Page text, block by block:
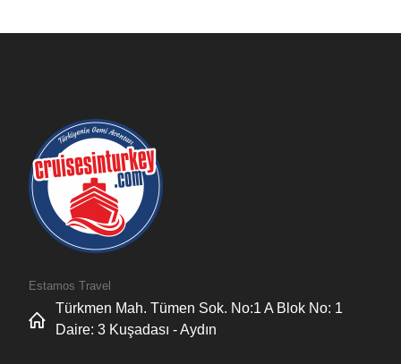
Estamos Travel
Türkmen Mah. Tümen Sok. No:1 A Blok No: 1
Daire: 3 Kuşadası - Aydın